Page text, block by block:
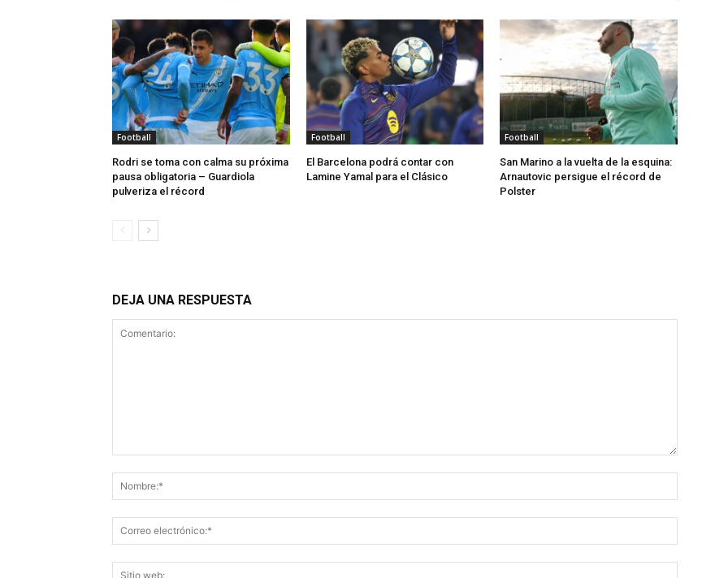
Football
Rodri se toma con calma su próxima
pausa obligatoria – Guardiola
pulveriza el récord
Football
El Barcelona podrá contar con
Lamine Yamal para el Clásico
Football
San Marino a la vuelta de la esquina:
Arnautovic persigue el récord de
Polster
DEJA UNA RESPUESTA